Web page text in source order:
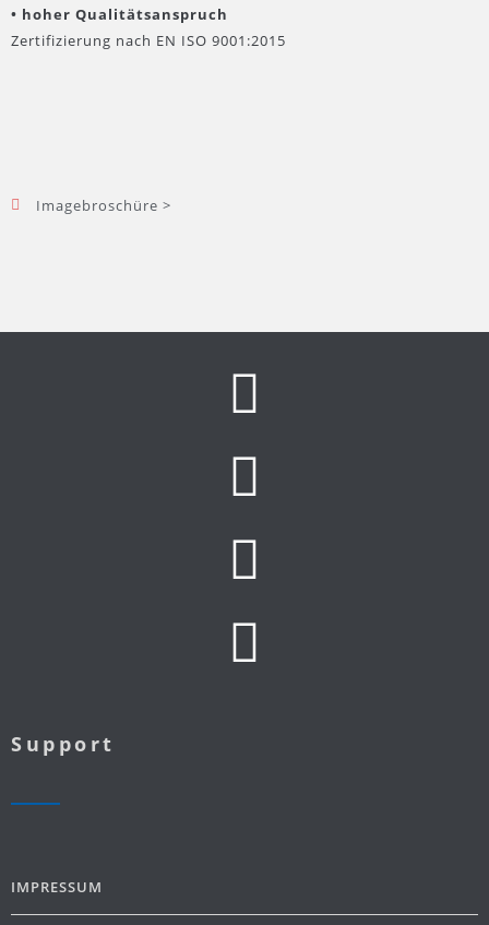
• hoher Qualitätsanspruch
Zertifizierung nach EN ISO 9001:2015
Imagebroschüre >
Support
IMPRESSUM